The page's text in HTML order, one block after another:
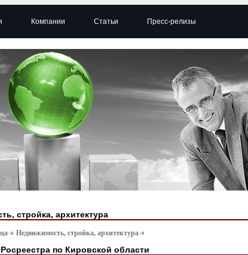
Компании Статьи Пресс-релизы
стройка, архитектура
Недвижимость, стройка, архитектура
по Кировской области